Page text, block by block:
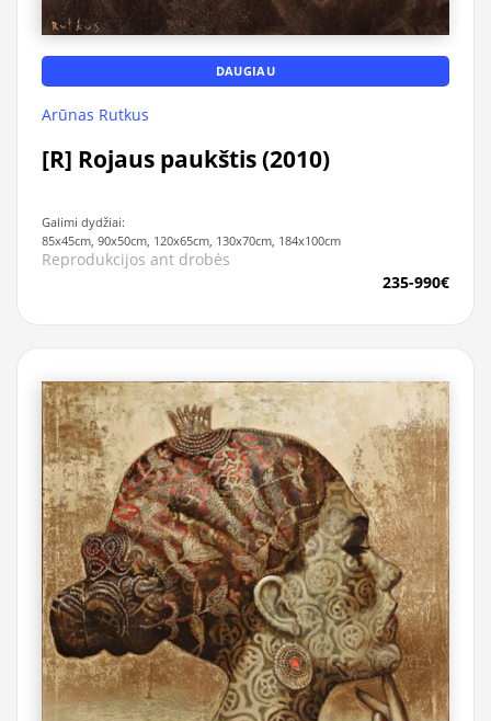
DAUGIAU
Arūnas Rutkus
[R] Rojaus paukštis (2010)
Galimi dydžiai:
85x45cm, 90x50cm, 120x65cm, 130x70cm, 184x100cm
Reprodukcijos ant drobės
235-990€